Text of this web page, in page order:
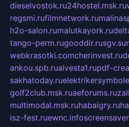
dieselvostok.ru24hostel.msk.ru
regsmi.rufilmnetwork.ru
h2o-salon.rumalutkayork.ru
tango-perm.rugooddir.rusgv.su
webkrasotki.comcherinvest.ru
ankou.spb.rualvesta1.rupdf-
sakhatoday.ru
golf2club.msk.ruaeforums.ru
multimodal.msk.ruhabaigry.ru
isz-fest.ruewnc.info